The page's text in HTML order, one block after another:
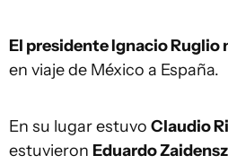
El presidente Ignacio Ruglio
en viaje de México a España.
En su lugar estuvo Claudio
estuvieron Eduardo